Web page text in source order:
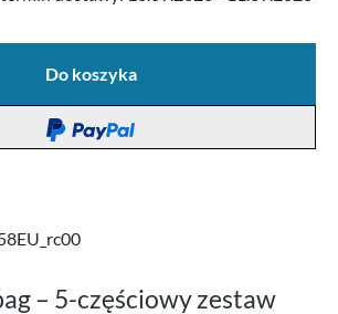
Do koszyka
– 5-częściowy zestaw